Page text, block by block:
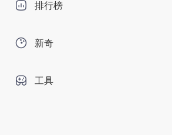
排行榜
新奇
工具